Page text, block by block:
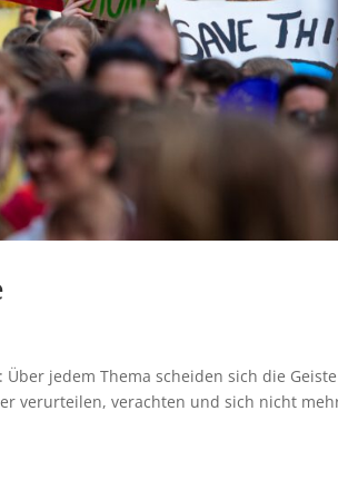
jedem Thema scheiden sich die
verurteilen, verachten und sich nicht